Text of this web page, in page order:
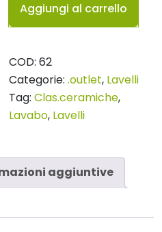
tondo
matt
quantità
Aggiungi al carrello
COD: 62
Categorie: .outlet, Lavelli
Tag: Clas.ceramiche,
Lavabo, Lavelli
aggiuntive